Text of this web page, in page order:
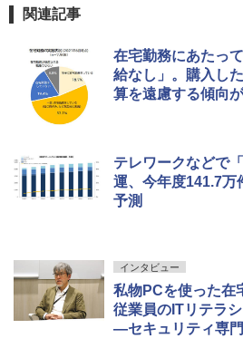
関連記事
在宅勤務にあたっ
給なし」。購入し
算を遠慮する傾向
テレワークなどで
運、今年度141.7万
予測
インタビュー
私物PCを使った在
従業員のITリテラ
―セキュリティ専